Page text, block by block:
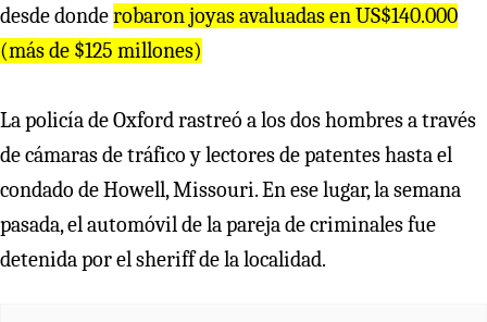
desde donderobaron joyas avaluadas en US$140.000
(más de $125 millones)
La policía de Oxford rastreó a los dos hombres a través
de cámaras de tráfico y lectores de patentes hasta el
condado de Howell, Missouri. En ese lugar, la semana
pasada, el automóvil de la pareja de criminales fue
detenida por el sheriff de la localidad.